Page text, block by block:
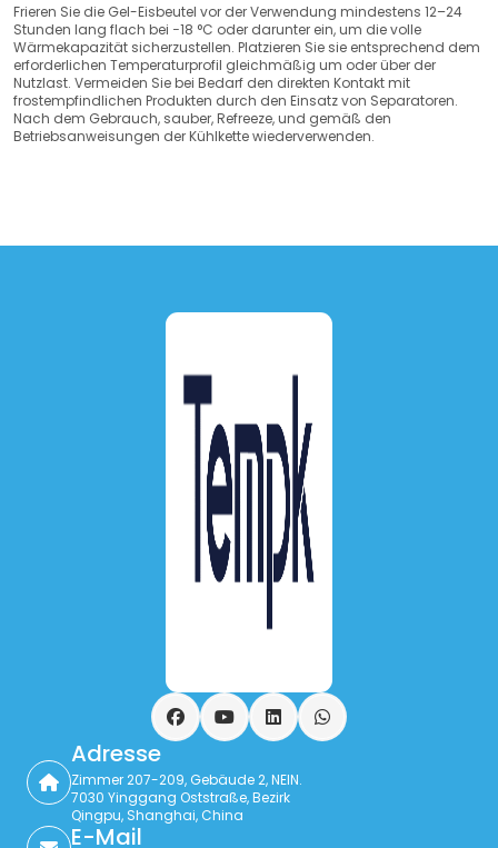
Frieren Sie die Gel-Eisbeutel vor der Verwendung mindestens 12–24
Stunden lang flach bei −18 °C oder darunter ein, um die volle
Wärmekapazität sicherzustellen. Platzieren Sie sie entsprechend dem
erforderlichen Temperaturprofil gleichmäßig um oder über der
Nutzlast. Vermeiden Sie bei Bedarf den direkten Kontakt mit
frostempfindlichen Produkten durch den Einsatz von Separatoren.
Nach dem Gebrauch, sauber, Refreeze, und gemäß den
Betriebsanweisungen der Kühlkette wiederverwenden.
FacebookYouTubeLinkedInWhatsApp
Adresse
Zimmer 207-209, Gebäude 2, NEIN.
7030 Yinggang Oststraße, Bezirk
Qingpu, Shanghai, China
E-Mail